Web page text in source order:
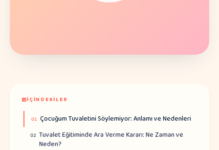
İÇINDEKILER
01 Çocuğum Tuvaletini Söylemiyor: Anlamı ve Nedenleri
02 Tuvalet Eğitiminde Ara Verme Kararı: Ne Zaman ve
Neden?